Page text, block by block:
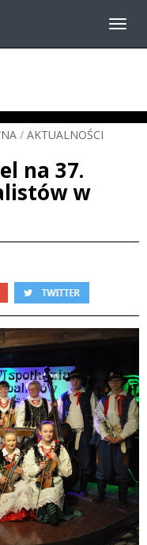
data: user (path: ) in
/ AKTUALNOŚCI
na 37.
w